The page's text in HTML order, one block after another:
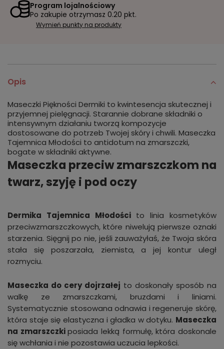
Program lojalnościowy
Po zakupie otrzymasz 0.20 pkt.
Wymień punkty na produkty
Opis
Maseczki Piękności Dermiki to kwintesencja skutecznej i
przyjemnej pielęgnacji. Starannie dobrane składniki o
intensywnym działaniu tworzą kompozycje
dostosowane do potrzeb Twojej skóry i chwili. Maseczka
Tajemnica Młodości to antidotum na zmarszczki,
bogate w składniki aktywne.
Maseczka przeciw zmarszczkom na
twarz, szyję i pod oczy
Dermika Tajemnica Młodości to linia kosmetyków
przeciwzmarszczkowych, które niwelują pierwsze oznaki
starzenia. Sięgnij po nie, jeśli zauważyłaś, że Twoja skóra
stała się poszarzała, ziemista, a jej kontur uległ
rozmyciu.
Maseczka do cery dojrzałej to doskonały sposób na
walkę ze zmarszczkami, bruzdami i liniami.
Systematycznie stosowana odnawia i regeneruje skórę,
która staje się elastyczna i gładka w dotyku. Maseczka
na zmarszczkiposiada lekką formułę, która doskonale
się wchłania i nie pozostawia uczucia lepkości.